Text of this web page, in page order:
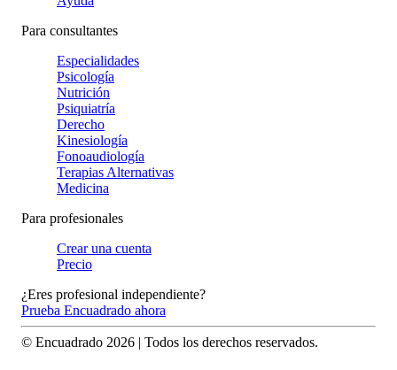
Para consultantes
Especialidades
Psicología
Nutrición
Psiquiatría
Derecho
Kinesiología
Fonoaudiología
Terapias Alternativas
Medicina
Para profesionales
Crear una cuenta
Precio
¿Eres profesional independiente?
Prueba Encuadrado ahora
© Encuadrado 2026 | Todos los derechos reservados.